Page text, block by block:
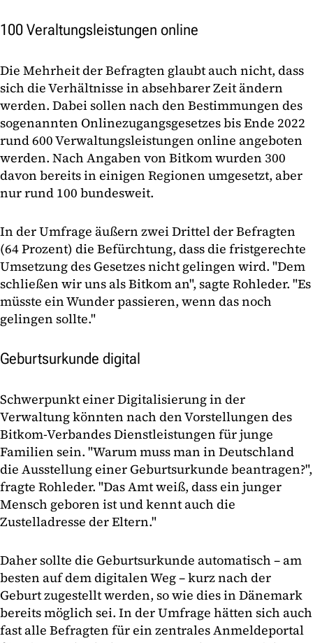
100 Veraltungsleistungen online
Die Mehrheit der Befragten glaubt auch nicht, dass
sich die Verhältnisse in absehbarer Zeit ändern
werden. Dabei sollen nach den Bestimmungen des
sogenannten Onlinezugangsgesetzes bis Ende 2022
rund 600 Verwaltungsleistungen online angeboten
werden. Nach Angaben von Bitkom wurden 300
davon bereits in einigen Regionen umgesetzt, aber
nur rund 100 bundesweit.
In der Umfrage äußern zwei Drittel der Befragten
(64 Prozent) die Befürchtung, dass die fristgerechte
Umsetzung des Gesetzes nicht gelingen wird. "Dem
schließen wir uns als Bitkom an", sagte Rohleder. "Es
müsste ein Wunder passieren, wenn das noch
gelingen sollte."
Geburtsurkunde digital
Schwerpunkt einer Digitalisierung in der
Verwaltung könnten nach den Vorstellungen des
Bitkom-Verbandes Dienstleistungen für junge
Familien sein. "Warum muss man in Deutschland
die Ausstellung einer Geburtsurkunde beantragen?",
fragte Rohleder. "Das Amt weiß, dass ein junger
Mensch geboren ist und kennt auch die
Zustelladresse der Eltern."
Daher sollte die Geburtsurkunde automatisch – am
besten auf dem digitalen Weg – kurz nach der
Geburt zugestellt werden, so wie dies in Dänemark
bereits möglich sei. In der Umfrage hätten sich auch
fast alle Befragten für ein zentrales Anmeldeportal